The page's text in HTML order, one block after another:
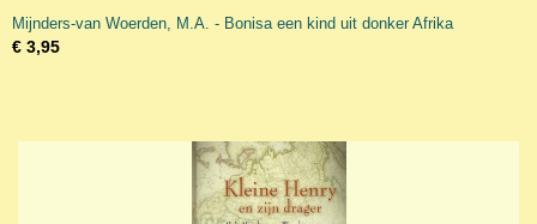
Mijnders-van Woerden, M.A. - Bonisa een kind uit donker Afrika
€ 3,95